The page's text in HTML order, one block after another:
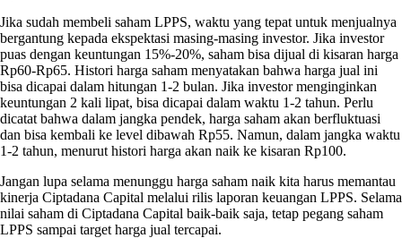
Jika sudah membeli saham LPPS, waktu yang tepat untuk menjualnya
bergantung kepada ekspektasi masing-masing investor. Jika investor
puas dengan keuntungan 15%-20%, saham bisa dijual di kisaran harga
Rp60-Rp65. Histori harga saham menyatakan bahwa harga jual ini
bisa dicapai dalam hitungan 1-2 bulan. Jika investor menginginkan
keuntungan 2 kali lipat, bisa dicapai dalam waktu 1-2 tahun. Perlu
dicatat bahwa dalam jangka pendek, harga saham akan berfluktuasi
dan bisa kembali ke level dibawah Rp55. Namun, dalam jangka waktu
1-2 tahun, menurut histori harga akan naik ke kisaran Rp100.
Jangan lupa selama menunggu harga saham naik kita harus memantau
kinerja Ciptadana Capital melalui rilis laporan keuangan LPPS. Selama
nilai saham di Ciptadana Capital baik-baik saja, tetap pegang saham
LPPS sampai target harga jual tercapai.